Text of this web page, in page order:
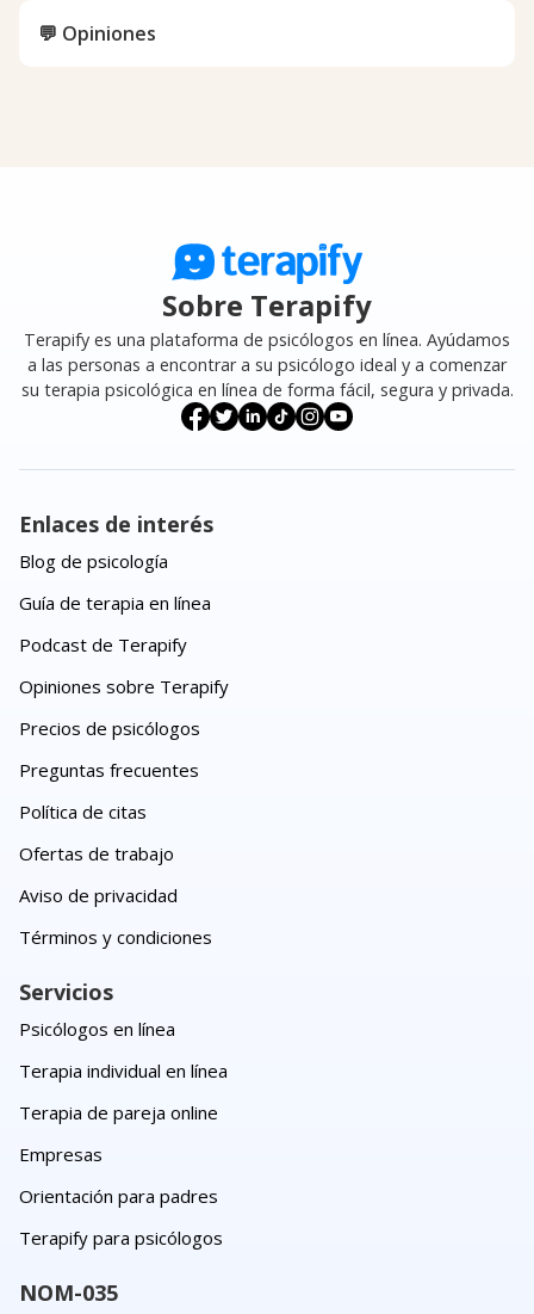
💬 Opiniones
Sobre Terapify
Terapify es una plataforma de psicólogos en línea. Ayúdamos
a las personas a encontrar a su psicólogo ideal y a comenzar
su terapia psicológica en línea de forma fácil, segura y privada.
Enlaces de interés
Blog de psicología
Guía de terapia en línea
Podcast de Terapify
Opiniones sobre Terapify
Precios de psicólogos
Preguntas frecuentes
Política de citas
Ofertas de trabajo
Aviso de privacidad
Términos y condiciones
Servicios
Psicólogos en línea
Terapia individual en línea
Terapia de pareja online
Empresas
Orientación para padres
Terapify para psicólogos
NOM-035